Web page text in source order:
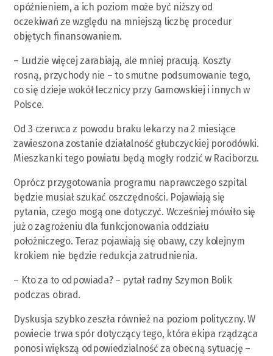
opóźnieniem, a ich poziom może być niższy od
oczekiwań ze względu na mniejszą liczbę procedur
objętych finansowaniem.
– Ludzie więcej zarabiają, ale mniej pracują. Koszty
rosną, przychody nie – to smutne podsumowanie tego,
co się dzieje wokół lecznicy przy Gamowskiej i innych w
Polsce.
Od 3 czerwca z powodu braku lekarzy na 2 miesiące
zawieszona zostanie działalność głubczyckiej porodówki.
Mieszkanki tego powiatu będą mogły rodzić w Raciborzu.
Oprócz przygotowania programu naprawczego szpital
będzie musiał szukać oszczędności. Pojawiają się
pytania, czego mogą one dotyczyć. Wcześniej mówiło się
już o zagrożeniu dla funkcjonowania oddziału
położniczego. Teraz pojawiają się obawy, czy kolejnym
krokiem nie będzie redukcja zatrudnienia.
– Kto za to odpowiada? – pytał radny Szymon Bolik
podczas obrad.
Dyskusja szybko zeszła również na poziom polityczny. W
powiecie trwa spór dotyczący tego, która ekipa rządząca
ponosi większą odpowiedzialność za obecną sytuację –